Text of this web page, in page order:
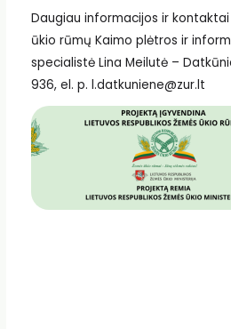
Daugiau informacijos ir
ūkio rūmų Kaimo plėtros ir
specialistė Lina Meilutė –
936, el. p. l.datkuniene@zur.lt